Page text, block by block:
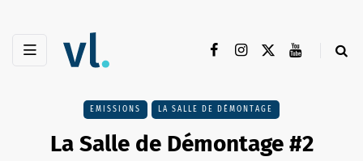
EMISSIONS LA SALLE DE DÉMONTAGE
La Salle de Démontage #2